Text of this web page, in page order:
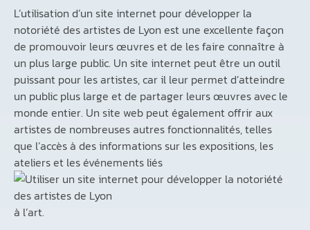
L’utilisation d’un site internet pour développer la
notoriété des artistes de Lyon est une excellente façon
de promouvoir leurs œuvres et de les faire connaître à
un plus large public. Un site internet peut être un outil
puissant pour les artistes, car il leur permet d’atteindre
un public plus large et de partager leurs œuvres avec le
monde entier. Un site web peut également offrir aux
artistes de nombreuses autres fonctionnalités, telles
que l’accès à des informations sur les expositions, les
ateliers et les événements liés
à l’art.